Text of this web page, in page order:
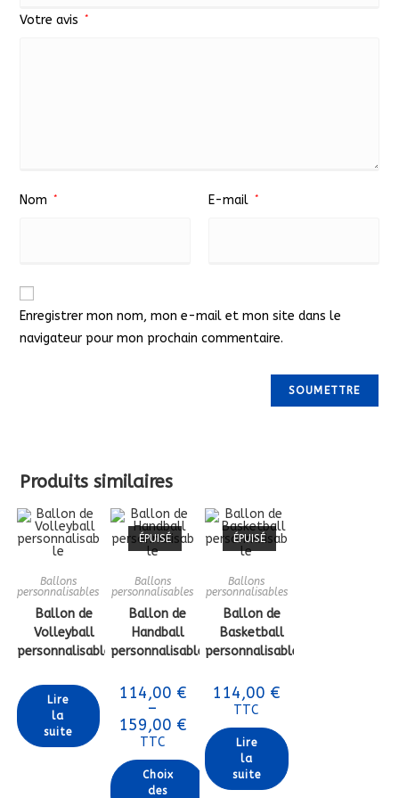
Votre avis *
Nom * E-mail *
Enregistrer mon nom, mon e-mail et mon site dans le
navigateur pour mon prochain commentaire.
Produits similaires
Ballons
personnalisables
Ballon de
Volleyball
personnalisable
Lire
la
suite
ÉPUISÉ
Ballons
personnalisables
Ballon de
Handball
personnalisable
114,00 €
–
159,00 €Plage
de
prix :
114,00 €
159,00 €
TTC
Choix
des
ÉPUISÉ
Ballons
personnalisables
Ballon de
Basketball
personnalisable
114,00 €
TTC
Lire
la
suite